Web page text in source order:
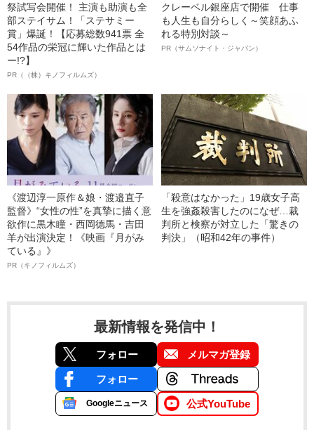
祭試写会開催！ 主演も助演も全
部ステイサム！「ステサミー
賞」爆誕！【応募総数941票 全
54作品の栄冠に輝いた作品とは
ー!?】
PR（（株）キノフィルムズ）
クレーベル銀座店で開催 仕事
も人生も自分らしく～笑顔あふ
れる特別対談～
PR（サムソナイト・ジャパン）
《渡辺淳一原作＆娘・渡邉直子
監督》“女性の性”を真摯に描く意
欲作に黒木瞳・西岡德馬・吉田
羊が出演決定！《映画『月がみ
ている』》
PR（キノフィルムズ）
「殺意はなかった」19歳女子高
生を強姦殺害したのになぜ…裁
判所と検察が対立した「驚きの
判決」（昭和42年の事件）
最新情報を発信中！
フォロー メルマガ登録
フォロー
Googleニュース 公式YouTube